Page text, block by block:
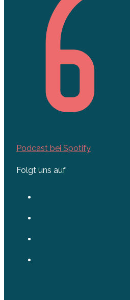
Podcast bei Spotify
Folgt uns auf